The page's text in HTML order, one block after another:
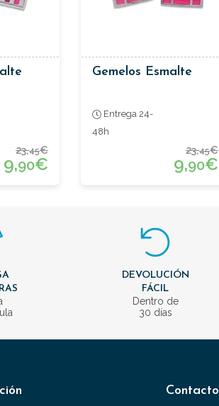
23,45€
9,90€
Gemelos Esmalte
Entrega 24-
48h
23,45€
9,90€
DEVOLUCIÓN
FÁCIL
Dentro de
30 días
Contacto